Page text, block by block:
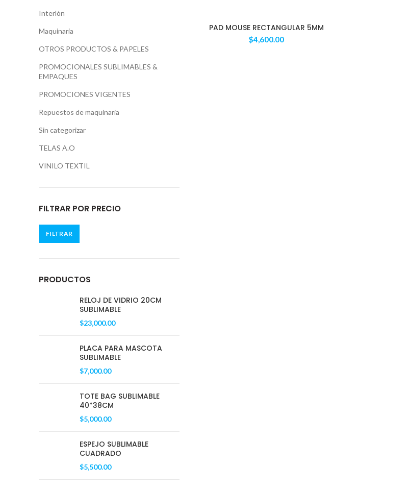
Interlón
Maquinaria
OTROS PRODUCTOS & PAPELES
PROMOCIONALES SUBLIMABLES &
EMPAQUES
PROMOCIONES VIGENTES
Repuestos de maquinaria
Sin categorizar
TELAS A.O
VINILO TEXTIL
FILTRAR POR PRECIO
FILTRAR
PRODUCTOS
RELOJ DE VIDRIO 20CM
SUBLIMABLE
$23,000.00
PLACA PARA MASCOTA
SUBLIMABLE
$7,000.00
TOTE BAG SUBLIMABLE
40*38CM
$5,000.00
ESPEJO SUBLIMABLE
CUADRADO
$5,500.00
PAD MOUSE RECTANGULAR 5MM
$4,600.00